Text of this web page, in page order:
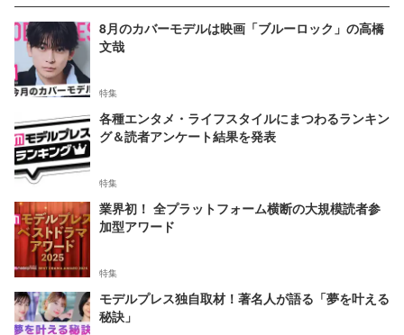
8月のカバーモデルは映画「ブルーロック」の高橋
文哉
特集
各種エンタメ・ライフスタイルにまつわるランキン
グ＆読者アンケート結果を発表
特集
業界初！ 全プラットフォーム横断の大規模読者参
加型アワード
特集
モデルプレス独自取材！著名人が語る「夢を叶える
秘訣」